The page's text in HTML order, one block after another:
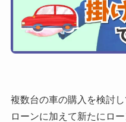
複数台の車の購入を検討
ローンに加えて新たにロ